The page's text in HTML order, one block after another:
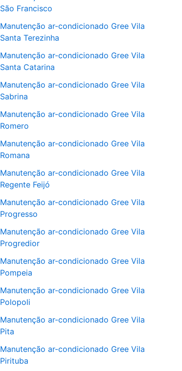
São Francisco
Manutenção ar-condicionado Gree Vila
Santa Terezinha
Manutenção ar-condicionado Gree Vila
Santa Catarina
Manutenção ar-condicionado Gree Vila
Sabrina
Manutenção ar-condicionado Gree Vila
Romero
Manutenção ar-condicionado Gree Vila
Romana
Manutenção ar-condicionado Gree Vila
Regente Feijó
Manutenção ar-condicionado Gree Vila
Progresso
Manutenção ar-condicionado Gree Vila
Progredior
Manutenção ar-condicionado Gree Vila
Pompeia
Manutenção ar-condicionado Gree Vila
Polopoli
Manutenção ar-condicionado Gree Vila
Pita
Manutenção ar-condicionado Gree Vila
Pirituba